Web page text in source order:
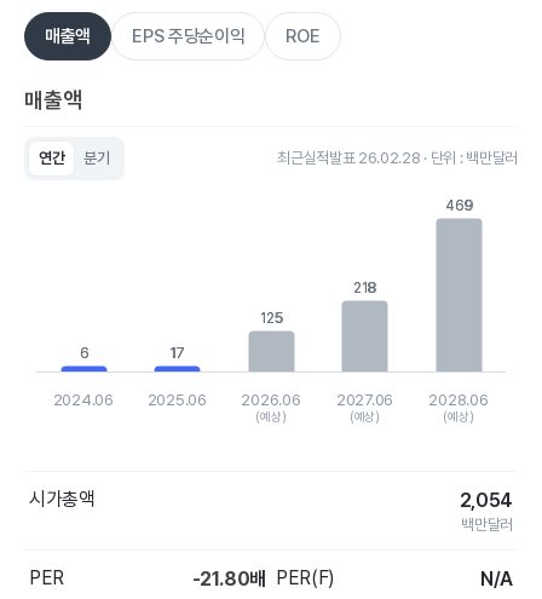
매출액 EPS 주당순이익 ROE
매출액
연간 분기 최근실적발표 26.02.28 · 단위 : 백만달러
6
6 17
17
125
125
218
218
469
469
2024.06 2025.06 2026.06
(예상)
2027.06
(예상)
2028.06
(예상)
시가총액 2,054
백만달러
PER -21.80배 PER(F) N/A